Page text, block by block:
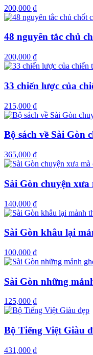
200,000 ₫
48 nguyên tắc chủ
200,000 ₫
33 chiến lược của
215,000 ₫
Bộ sách về Sài Gòn
365,000 ₫
Sài Gòn chuyện xưa
140,000 ₫
Sài Gòn khâu lại
100,000 ₫
Sài Gòn những
125,000 ₫
Bộ Tiếng Việt Giàu
431,000 ₫